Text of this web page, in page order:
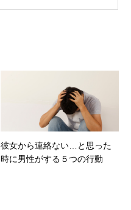
彼女から連絡ない…と思った
時に男性がする５つの行動